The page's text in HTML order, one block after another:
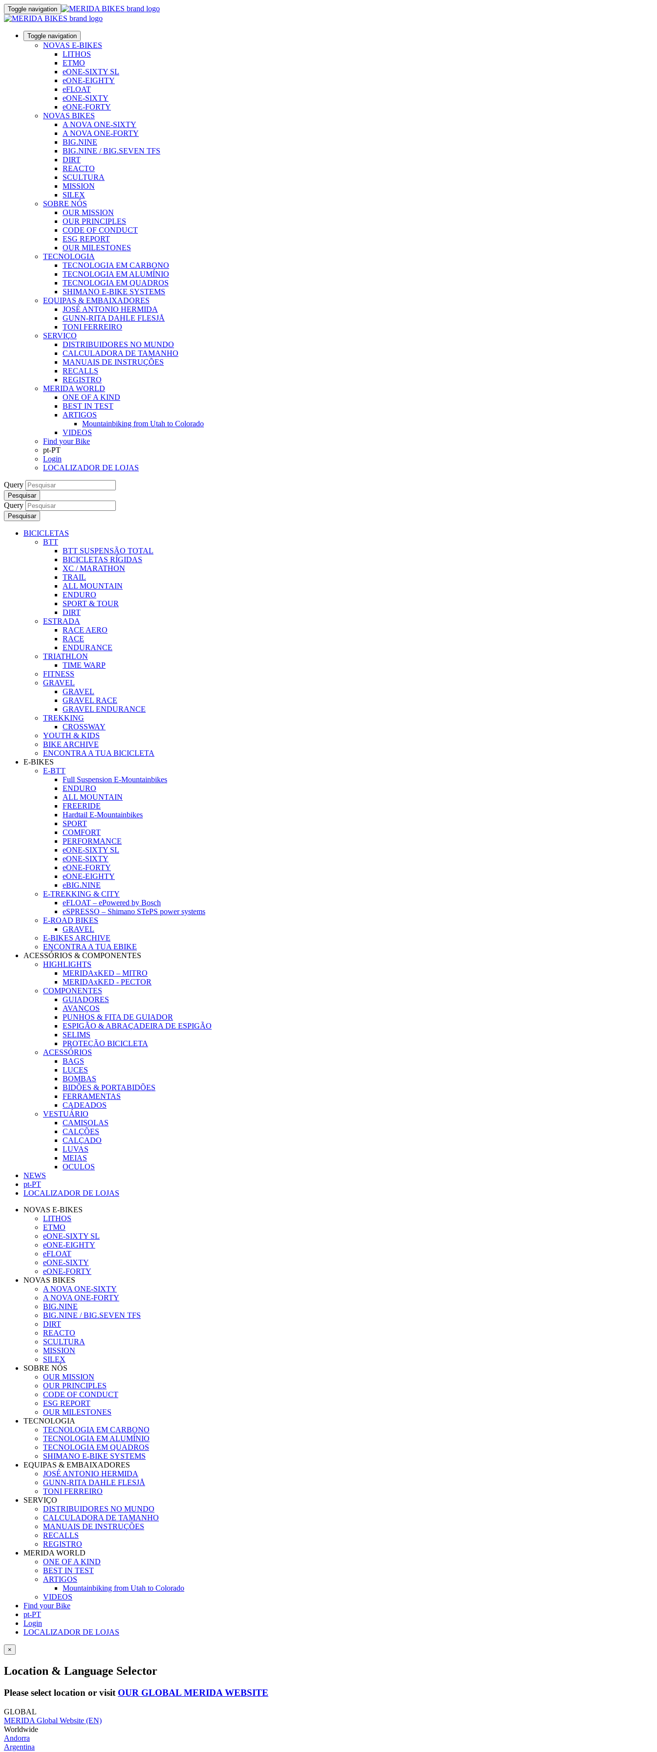
Toggle navigation
Toggle navigation
NOVAS E-BIKES
LITHOS
ETMO
eONE-SIXTY SL
eONE-EIGHTY
eFLOAT
eONE-SIXTY
eONE-FORTY
NOVAS BIKES
A NOVA ONE-SIXTY
A NOVA ONE-FORTY
BIG.NINE
BIG.NINE / BIG.SEVEN TFS
DIRT
REACTO
SCULTURA
MISSION
SILEX
SOBRE NÓS
OUR MISSION
OUR PRINCIPLES
CODE OF CONDUCT
ESG REPORT
OUR MILESTONES
TECNOLOGIA
TECNOLOGIA EM CARBONO
TECNOLOGIA EM ALUMÍNIO
TECNOLOGIA EM QUADROS
SHIMANO E-BIKE SYSTEMS
EQUIPAS & EMBAIXADORES
JOSÉ ANTONIO HERMIDA
GUNN-RITA DAHLE FLESJÅ
TONI FERREIRO
SERVIÇO
DISTRIBUIDORES NO MUNDO
CALCULADORA DE TAMANHO
MANUAIS DE INSTRUÇÕES
RECALLS
REGISTRO
MERIDA WORLD
ONE OF A KIND
BEST IN TEST
ARTIGOS
Mountainbiking from Utah to Colorado
VIDEOS
Find your Bike
pt-PT
Login
LOCALIZADOR DE LOJAS
Query
Pesquisar
Query
Pesquisar
BICICLETAS
BTT
BTT SUSPENSÃO TOTAL
BICICLETAS RÍGIDAS
XC / MARATHON
TRAIL
ALL MOUNTAIN
ENDURO
SPORT & TOUR
DIRT
ESTRADA
RACE AERO
RACE
ENDURANCE
TRIATHLON
TIME WARP
FITNESS
GRAVEL
GRAVEL
GRAVEL RACE
GRAVEL ENDURANCE
TREKKING
CROSSWAY
YOUTH & KIDS
BIKE ARCHIVE
ENCONTRA A TUA BICICLETA
E-BIKES
E-BTT
Full Suspension E-Mountainbikes
ENDURO
ALL MOUNTAIN
FREERIDE
Hardtail E-Mountainbikes
SPORT
COMFORT
PERFORMANCE
eONE-SIXTY SL
eONE-SIXTY
eONE-FORTY
eONE-EIGHTY
eBIG.NINE
E-TREKKING & CITY
eFLOAT – ePowered by Bosch
eSPRESSO – Shimano STePS power systems
E-ROAD BIKES
GRAVEL
E-BIKES ARCHIVE
ENCONTRA A TUA EBIKE
ACESSÓRIOS & COMPONENTES
HIGHLIGHTS
MERIDAxKED – MITRO
MERIDAxKED - PECTOR
COMPONENTES
GUIADORES
AVANÇOS
PUNHOS & FITA DE GUIADOR
ESPIGÃO & ABRAÇADEIRA DE ESPIGÃO
SELIMS
PROTEÇÃO BICICLETA
ACESSÓRIOS
BAGS
LUCES
BOMBAS
BIDÕES & PORTABIDÕES
FERRAMENTAS
CADEADOS
VESTUÁRIO
CAMISOLAS
CALÇÕES
CALÇADO
LUVAS
MEIAS
OCULOS
NEWS
pt-PT
LOCALIZADOR DE LOJAS
NOVAS E-BIKES
LITHOS
ETMO
eONE-SIXTY SL
eONE-EIGHTY
eFLOAT
eONE-SIXTY
eONE-FORTY
NOVAS BIKES
A NOVA ONE-SIXTY
A NOVA ONE-FORTY
BIG.NINE
BIG.NINE / BIG.SEVEN TFS
DIRT
REACTO
SCULTURA
MISSION
SILEX
SOBRE NÓS
OUR MISSION
OUR PRINCIPLES
CODE OF CONDUCT
ESG REPORT
OUR MILESTONES
TECNOLOGIA
TECNOLOGIA EM CARBONO
TECNOLOGIA EM ALUMÍNIO
TECNOLOGIA EM QUADROS
SHIMANO E-BIKE SYSTEMS
EQUIPAS & EMBAIXADORES
JOSÉ ANTONIO HERMIDA
GUNN-RITA DAHLE FLESJÅ
TONI FERREIRO
SERVIÇO
DISTRIBUIDORES NO MUNDO
CALCULADORA DE TAMANHO
MANUAIS DE INSTRUÇÕES
RECALLS
REGISTRO
MERIDA WORLD
ONE OF A KIND
BEST IN TEST
ARTIGOS
Mountainbiking from Utah to Colorado
VIDEOS
Find your Bike
pt-PT
Login
LOCALIZADOR DE LOJAS
×
Location & Language Selector
Please select location or visit OUR GLOBAL MERIDA WEBSITE
GLOBAL
MERIDA Global Website (EN)
Worldwide
Andorra
Argentina